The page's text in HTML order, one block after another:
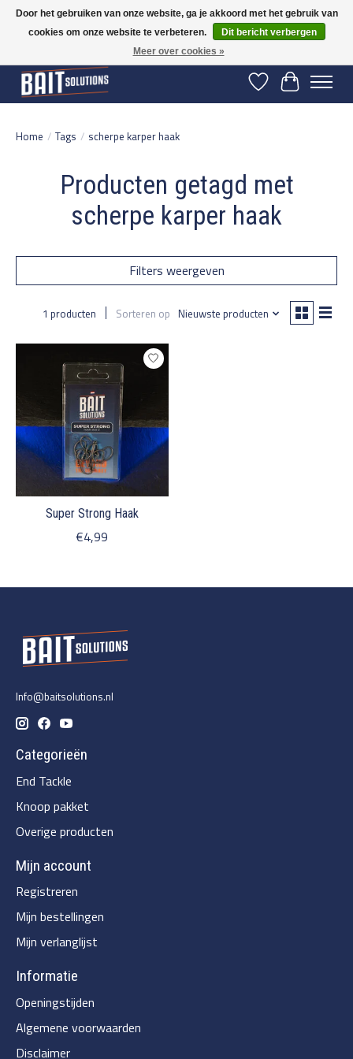
Gratis verzending vanaf 50 euro binnen NL | Op voorraad binnen 2-5 werkdagen
verzonden | België vanaf 70 euro gratis verzonden
Verlanglijst
Home / Tags / scherpe karper haak
Producten getagd met
scherpe karper haak
Filters weergeven
1 producten Sorteren op Nieuwste producten
Super Strong Haak
€4,99
Info@baitsolutions.nl
Categorieën
End Tackle
Knoop pakket
Overige producten
Mijn account
Registreren
Mijn bestellingen
Mijn verlanglijst
Informatie
Openingstijden
Algemene voorwaarden
Disclaimer
Door het gebruiken van onze website, ga je akkoord met het gebruik van
cookies om onze website te verbeteren.
Dit bericht verbergen
Meer over cookies »